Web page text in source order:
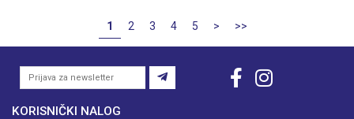
1 2 3 4 5 > >>
KORISNIČKI NALOG